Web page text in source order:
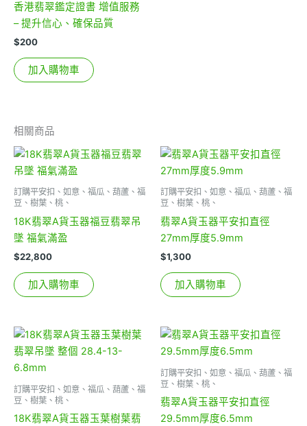
香港翡翠鑑定證書 增值服務
– 提升信心、確保品質
$200
加入購物車
相關商品
訂購平安扣、如意、福瓜、葫蘆、福
豆、樹葉、桃、
18K翡翠A貨玉器福豆翡翠吊
墜 福氣滿盈
$22,800
加入購物車
訂購平安扣、如意、福瓜、葫蘆、福
豆、樹葉、桃、
翡翠A貨玉器平安扣直徑
27mm厚度5.9mm
$1,300
加入購物車
訂購平安扣、如意、福瓜、葫蘆、福
豆、樹葉、桃、
18K翡翠A貨玉器玉葉樹葉翡
訂購平安扣、如意、福瓜、葫蘆、福
豆、樹葉、桃、
翡翠A貨玉器平安扣直徑
29.5mm厚度6.5mm